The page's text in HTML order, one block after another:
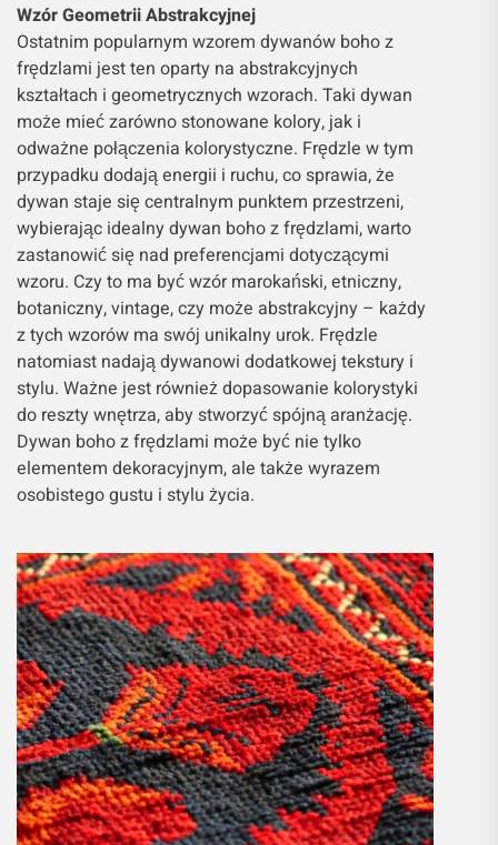
Wzór Geometrii Abstrakcyjnej
Ostatnim popularnym wzorem dywanów boho z
frędzlami jest ten oparty na abstrakcyjnych
kształtach i geometrycznych wzorach. Taki dywan
może mieć zarówno stonowane kolory, jak i
odważne połączenia kolorystyczne. Frędzle w tym
przypadku dodają energii i ruchu, co sprawia, że
dywan staje się centralnym punktem przestrzeni,
wybierając idealny dywan boho z frędzlami, warto
zastanowić się nad preferencjami dotyczącymi
wzoru. Czy to ma być wzór marokański, etniczny,
botaniczny, vintage, czy może abstrakcyjny – każdy
z tych wzorów ma swój unikalny urok. Frędzle
natomiast nadają dywanowi dodatkowej tekstury i
stylu. Ważne jest również dopasowanie kolorystyki
do reszty wnętrza, aby stworzyć spójną aranżację.
Dywan boho z frędzlami może być nie tylko
elementem dekoracyjnym, ale także wyrazem
osobistego gustu i stylu życia.